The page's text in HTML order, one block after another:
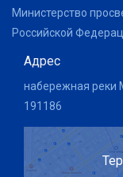
Министерство
Российской
Адрес
набережная реки
191186